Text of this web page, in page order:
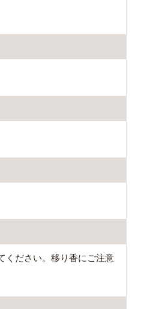
ください。移り香にご注意